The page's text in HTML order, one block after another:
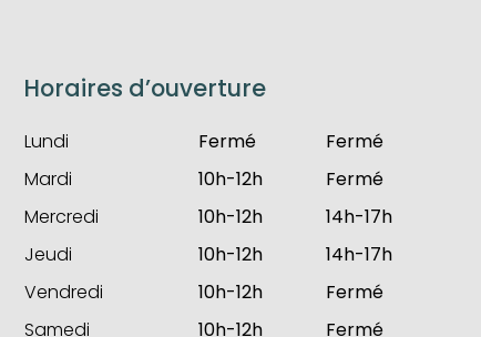
Horaires d’ouverture
Lundi Fermé
Fermé
Mardi
10h-12h
Fermé
Mercredi
10h-12h
14h-17h
Jeudi
10h-12h
14h-17h
Vendredi
10h-12h
Fermé
Samedi
10h-12h Fermé